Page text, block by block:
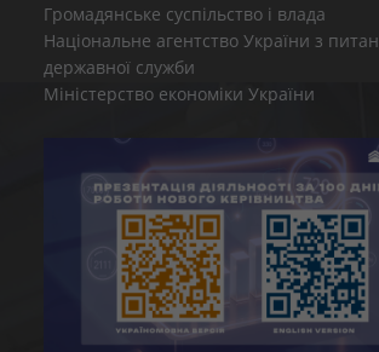
Громадянське суспільство і влада
Національне агентство України з
державної служби
Міністерство економіки України